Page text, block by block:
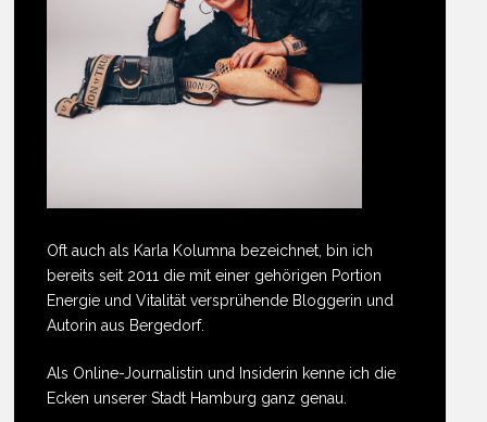
Oft auch als Karla Kolumna bezeichnet, bin ich
bereits seit 2011 die mit einer gehörigen Portion
Energie und Vitalität versprühende Bloggerin und
Autorin aus Bergedorf.
Als Online-Journalistin und Insiderin kenne ich die
Ecken unserer Stadt Hamburg ganz genau.